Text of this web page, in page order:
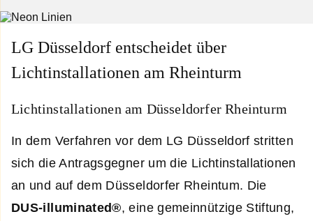
LG Düsseldorf entscheidet über
Lichtinstallationen am Rheinturm
Lichtinstallationen am Düsseldorfer Rheinturm
In dem Verfahren vor dem LG Düsseldorf stritten
sich die Antragsgegner um die Lichtinstallationen
an und auf dem Düsseldorfer Rheintum. Die
DUS-illuminated®, eine gemeinnützige Stiftung,